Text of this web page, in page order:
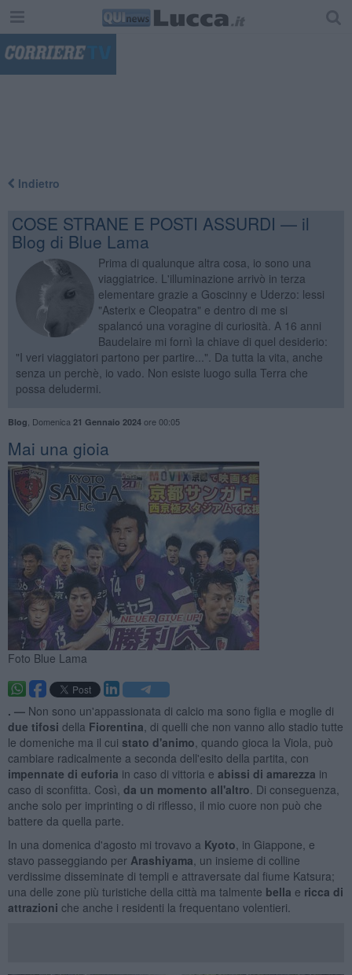
Indietro
COSE STRANE E POSTI ASSURDI — il
Blog di Blue Lama
Prima di qualunque altra cosa, io sono una
viaggiatrice. L'illuminazione arrivò in terza
elementare grazie a Goscinny e Uderzo: lessi
"Asterix e Cleopatra" e dentro di me si
spalancó una voragine di curiosità. A 16 anni
Baudelaire mi fornì la chiave di quel desiderio:
"I veri viaggiatori partono per partire...". Da tutta la vita, anche
senza un perchè, io vado. Non esiste luogo sulla Terra che
possa deludermi.
Blog Domenica 21 Gennaio 2024ore 00:05
Mai una gioia
Foto Blue Lama
. — Non sono un'appassionata di calcio ma sono figlia e moglie di
due tifosi della Fiorentina , di quelli che non vanno allo stadio tutte
le domeniche ma il cui stato d'animo , quando gioca la Viola, può
cambiare radicalmente a seconda dell'esito della partita, con
impennate di euforia in caso di vittoria e abissi di amarezza in
caso di sconfitta. Così, da un momento all'altro . Di conseguenza,
anche solo per imprinting o di riflesso, il mio cuore non può che
battere da quella parte.
In una domenica d'agosto mi trovavo a Kyoto , in Giappone, e
stavo passeggiando per Arashiyama , un insieme di colline
verdissime disseminate di templi e attraversate dal fiume Katsura;
una delle zone più turistiche della città ma talmente bella e ricca di
attrazioni che anche i residenti la frequentano volentieri.